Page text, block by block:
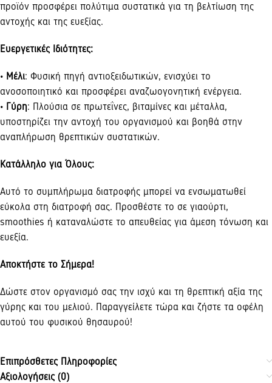
προϊόν προσφέρει πολύτιμα συστατικά για τη βελτίωση της
αντοχής και της ευεξίας.
Ευεργετικές Ιδιότητες:
• Μέλι: Φυσική πηγή αντιοξειδωτικών, ενισχύει το
ανοσοποιητικό και προσφέρει αναζωογονητική ενέργεια.
• Γύρη: Πλούσια σε πρωτεΐνες, βιταμίνες και μέταλλα,
υποστηρίζει την αντοχή του οργανισμού και βοηθά στην
αναπλήρωση θρεπτικών συστατικών.
Κατάλληλο για Όλους:
Αυτό το συμπλήρωμα διατροφής μπορεί να ενσωματωθεί
εύκολα στη διατροφή σας. Προσθέστε το σε γιαούρτι,
smoothies ή καταναλώστε το απευθείας για άμεση τόνωση και
ευεξία.
Αποκτήστε το Σήμερα!
Δώστε στον οργανισμό σας την ισχύ και τη θρεπτική αξία της
γύρης και του μελιού. Παραγγείλετε τώρα και ζήστε τα οφέλη
αυτού του φυσικού θησαυρού!
Επιπρόσθετες Πληροφορίες
Αξιολογήσεις (0)